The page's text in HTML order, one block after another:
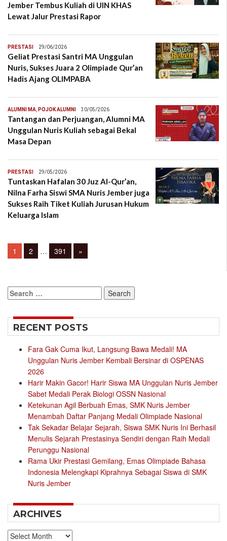
Jember Tembus Kuliah di UIN KHAS
Lewat Jalur Prestasi Rapor
PRESTASI 29/06/2026
Geliat Prestasi Santri MA Unggulan
Nuris, Sukses Juara 2 Olimpiade Qur’an
Hadis Ajang OLIMPABA
ALUMNI MA, POJOK ALUMNI 30/05/2026
Tantangan dan Perjuangan, Alumni MA
Unggulan Nuris Kuliah sebagai Bekal
Masa Depan
PRESTASI 29/05/2026
Tuntaskan Hafalan 30 Juz Al-Qur’an,
Nilna Farha Siswi SMA Nuris Jember juga
Sukses Raih Tiket Kuliah Jurusan Hukum
Keluarga Islam
Posts
Page
1 Page
2 … Page
391 »
Search
for:
RECENT POSTS
Fara Gak Cuma Ikut, Langsung Bawa Medali! MA
Unggulan Nuris Jember Kembali Bersinar di OSPENAS
2026
Harir Makin Gacor! Harir Siswa MA Unggulan Nuris Jember
Sabet Medali Perak Biologi OSSN Nasional
Ketekunan Agil Berbuah Emas, SMK Nuris Jember
Menambah Daftar Panjang Medali Olimpiade Nasional
Tak Sekadar Belajar Sejarah, Siswa SMK Nuris Ini Berhasil
Menulis Sejarah Prestasinya Sendiri dengan Raih Medali
Perunggu Nasional
Rama Ukir Prestasi Gemilang, Emas Olimpiade Bahasa
Indonesia Melengkapi Kiprahnya Sebagai Siswa di SMK
Nuris Jember
ARCHIVES
Archives